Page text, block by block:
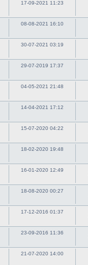
17-09-2021 11:23
08-08-2021 16:10
30-07-2021 03:19
29-07-2019 17:37
04-05-2021 21:48
14-04-2021 17:12
15-07-2020 04:22
18-02-2020 19:48
16-01-2020 12:49
18-08-2020 00:27
17-12-2016 01:37
23-09-2016 11:36
21-07-2020 14:00